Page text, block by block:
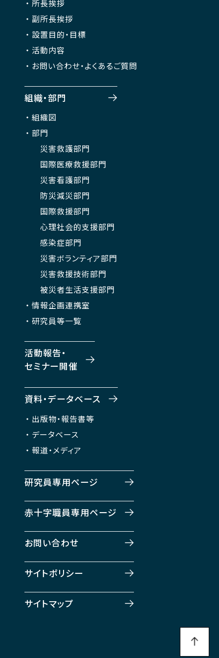
所長挨拶
副所長挨拶
設置目的・目標
活動内容
お問い合わせ・よくあるご質問
組織・部門
組織図
部門
災害救護部門
国際医療救援部門
災害看護部門
防災減災部門
国際救援部門
心理社会的支援部門
感染症部門
災害ボランティア部門
災害救援技術部門
被災者生活支援部門
情報企画連携室
研究員等一覧
活動報告・
セミナー開催
資料・データベース
出版物・報告書等
データベース
報道・メディア
研究員専用ページ
赤十字職員専用ページ
お問い合わせ
サイトポリシー
サイトマップ